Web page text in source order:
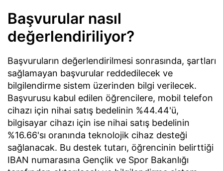
Başvurular nasıl
değerlendiriliyor?
Başvuruların değerlendirilmesi sonrasında, şartları
sağlamayan başvurular reddedilecek ve
bilgilendirme sistem üzerinden bilgi verilecek.
Başvurusu kabul edilen öğrencilere, mobil telefon
cihazı için nihai satış bedelinin %44.44'ü,
bilgisayar cihazı için ise nihai satış bedelinin
%16.66'sı oranında teknolojik cihaz desteği
sağlanacak. Bu destek tutarı, öğrencinin belirttiği
IBAN numarasına Gençlik ve Spor Bakanlığı